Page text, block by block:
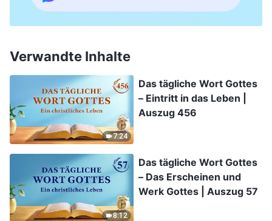
Verwandte Inhalte
7:24
Das tägliche Wort Gottes
– Eintritt in das Leben |
Auszug 456
8:12
Das tägliche Wort Gottes
– Das Erscheinen und
Werk Gottes | Auszug 57